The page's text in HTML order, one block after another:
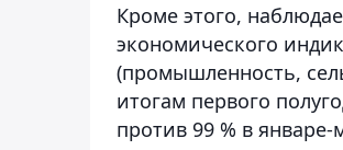
Кроме этого,
экономического
(промышленность,
итогам первого
против 99 % в